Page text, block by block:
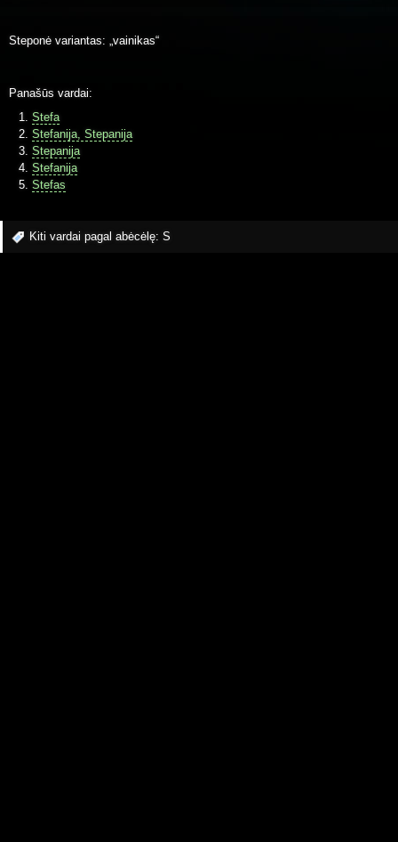
Steponė variantas: „vainikas“
Panašūs vardai:
Stefa
Stefanija, Stepanija
Stepanija
Stefanija
Stefas
Kiti vardai pagal abėcėlę: S